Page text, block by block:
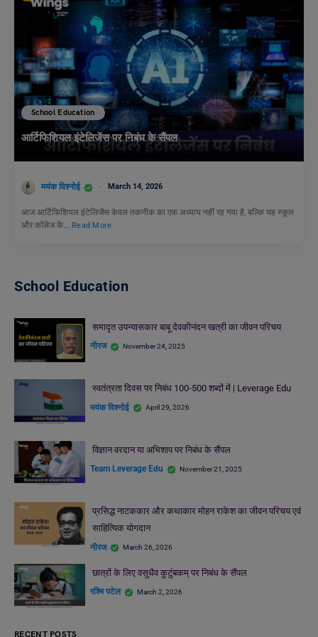
School Education
आर्टिफिशियल इंटेलिजेंस पर निबंध के सैंपल
मयंक विश्नोई March 14, 2026
आज आर्टिफिशियल इंटेलिजेंस केवल तकनीक का एक अध्याय नहीं रह गया है, बल्कि यह स्कूल
और कॉलेज के… Read More
School Education
समादृत उपन्यासकार बाबू देवकीनंदन खत्री का जीवन परिचय
नीरज November 24, 2025
स्वतंत्रता दिवस पर निबंध 100-500 शब्दों में | Leverage Edu
मयंक विश्नोई April 29, 2026
विज्ञान वरदान या अभिशाप पर निबंध के सैंपल
Team Leverage Edu November 21, 2025
प्रसिद्ध नाटककार और कथाकार मोहन राकेश का जीवन परिचय एवं
साहित्यिक योगदान
नीरज March 26, 2026
छात्रों के लिए वसुधैव कुटुंबकम् पर निबंध के सैंपल
रश्मि पटेल March 2, 2026
RECENT POSTS